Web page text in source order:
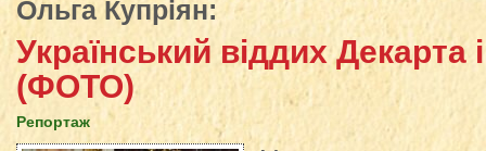
Ольга Купріян:
Український віддих Декарта
(ФОТО)
Репортаж